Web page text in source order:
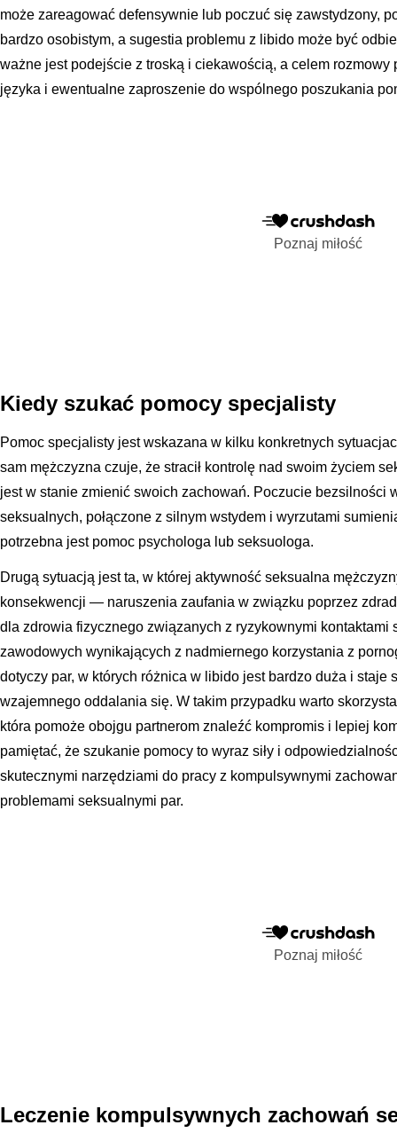
może zareagować defensywnie lub poczuć się zawstydzony,
bardzo osobistym, a sugestia problemu z libido może być
ważne jest podejście z troską i ciekawością, a celem
języka i ewentualne zaproszenie do wspólnego poszukania
Poznaj miłość
Kiedy szukać pomocy specjalisty
Pomoc specjalisty jest wskazana w kilku konkretnych
sam mężczyzna czuje, że stracił kontrolę nad swoim życiem
jest w stanie zmienić swoich zachowań. Poczucie bezsilności
seksualnych, połączone z silnym wstydem i wyrzutami
potrzebna jest pomoc psychologa lub seksuologa.
Drugą sytuacją jest ta, w której aktywność seksualna
konsekwencji — naruszenia zaufania w związku poprzez
dla zdrowia fizycznego związanych z ryzykownymi kontaktami
zawodowych wynikających z nadmiernego korzystania z
dotyczy par, w których różnica w libido jest bardzo duża i staje
wzajemnego oddalania się. W takim przypadku warto
która pomoże obojgu partnerom znaleźć kompromis i lepiej
pamiętać, że szukanie pomocy to wyraz siły i
skutecznymi narzędziami do pracy z kompulsywnymi
problemami seksualnymi par.
Poznaj miłość
Leczenie kompulsywnych zachowań